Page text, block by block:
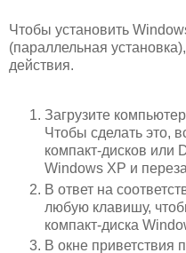
Чтобы установить
(параллельная
действия.
Загрузите
Чтобы сделать это,
компакт-дисков или
Windows XP и
В ответ на
любую клавишу,
компакт-диска
В окне приветствия